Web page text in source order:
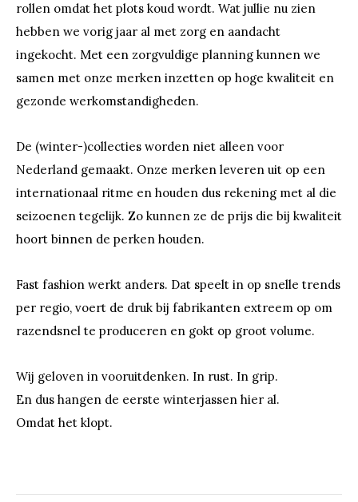
rollen omdat het plots koud wordt. Wat jullie nu zien
hebben we vorig jaar al met zorg en aandacht
ingekocht. Met een zorgvuldige planning kunnen we
samen met onze merken inzetten op hoge kwaliteit en
gezonde werkomstandigheden.
De (winter-)collecties worden niet alleen voor
Nederland gemaakt. Onze merken leveren uit op een
internationaal ritme en houden dus rekening met al die
seizoenen tegelijk. Zo kunnen ze de prijs die bij kwaliteit
hoort binnen de perken houden.
Fast fashion werkt anders. Dat speelt in op snelle trends
per regio, voert de druk bij fabrikanten extreem op om
razendsnel te produceren en gokt op groot volume.
Wij geloven in vooruitdenken. In rust. In grip.
En dus hangen de eerste winterjassen hier al.
Omdat het klopt.